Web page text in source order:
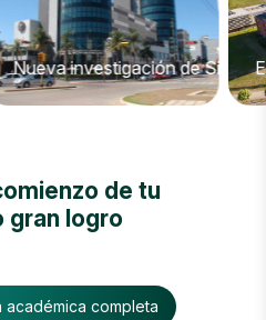
investigación de Siglo 21
El
de tu
gran logro
completa